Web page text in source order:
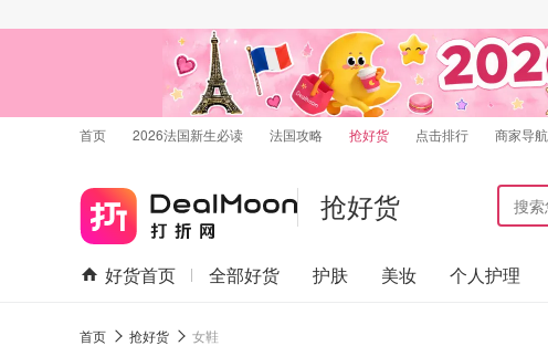
首页 2026法国新生必读 法国攻略 抢好货 点击排行 商家导航
抢好货
好货首页 全部好货 护肤 美妆 个人护理
首页 抢好货 女鞋